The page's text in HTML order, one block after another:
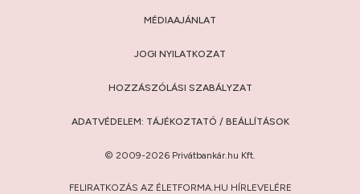
MÉDIAAJÁNLAT
JOGI NYILATKOZAT
HOZZÁSZÓLÁSI SZABÁLYZAT
ADATVÉDELEM: TÁJÉKOZTATÓ / BEÁLLÍTÁSOK
© 2009-2026 Privátbankár.hu Kft.
FELIRATKOZÁS AZ ÉLETFORMA.HU HÍRLEVELÉRE